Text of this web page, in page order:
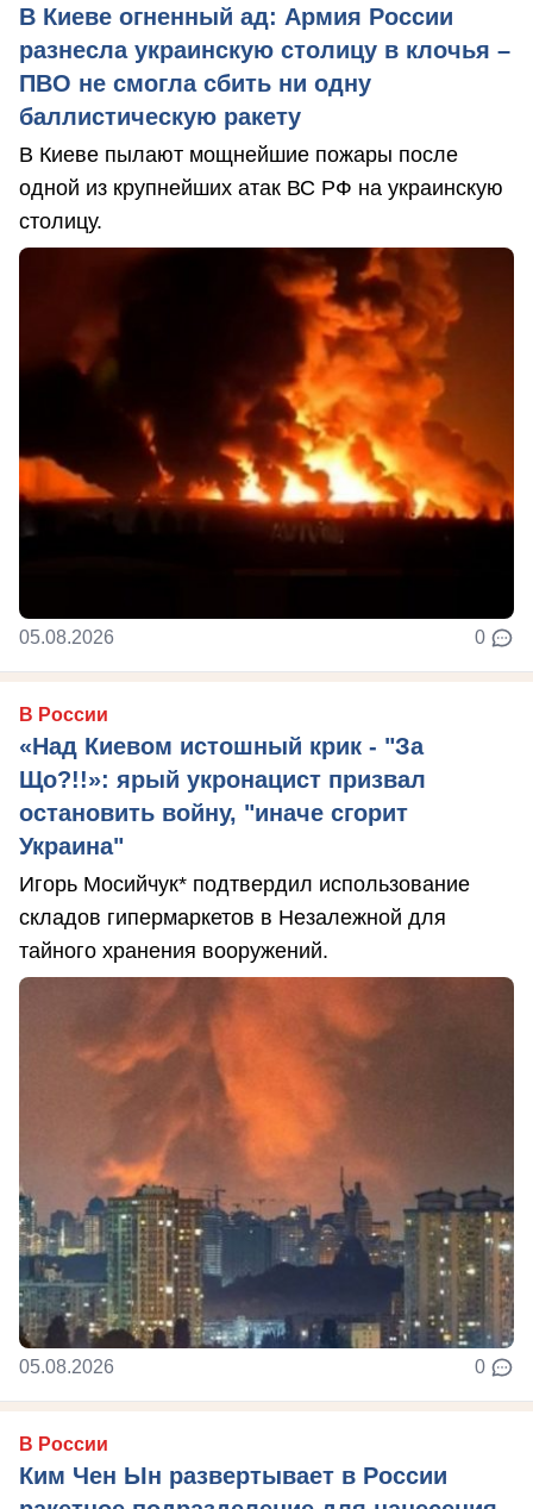
В Киеве огненный ад: Армия России
разнесла украинскую столицу в клочья –
ПВО не смогла сбить ни одну
баллистическую ракету
В Киеве пылают мощнейшие пожары после
одной из крупнейших атак ВС РФ на украинскую
столицу.
05.08.2026 0
В России
«Над Киевом истошный крик - "За
Що?!!»: ярый укронацист призвал
остановить войну, "иначе сгорит
Украина"
Игорь Мосийчук* подтвердил использование
складов гипермаркетов в Незалежной для
тайного хранения вооружений.
05.08.2026 0
В России
Ким Чен Ын развертывает в России